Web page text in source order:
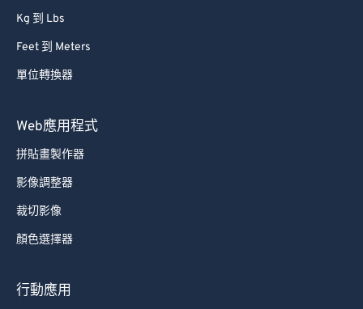
Kg 到 Lbs
Feet 到 Meters
單位轉換器
Web應用程式
拼貼畫製作器
影像調整器
裁切影像
顏色選擇器
行動應用